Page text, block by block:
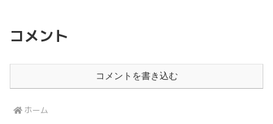
コメント
コメントを書き込む
ホーム